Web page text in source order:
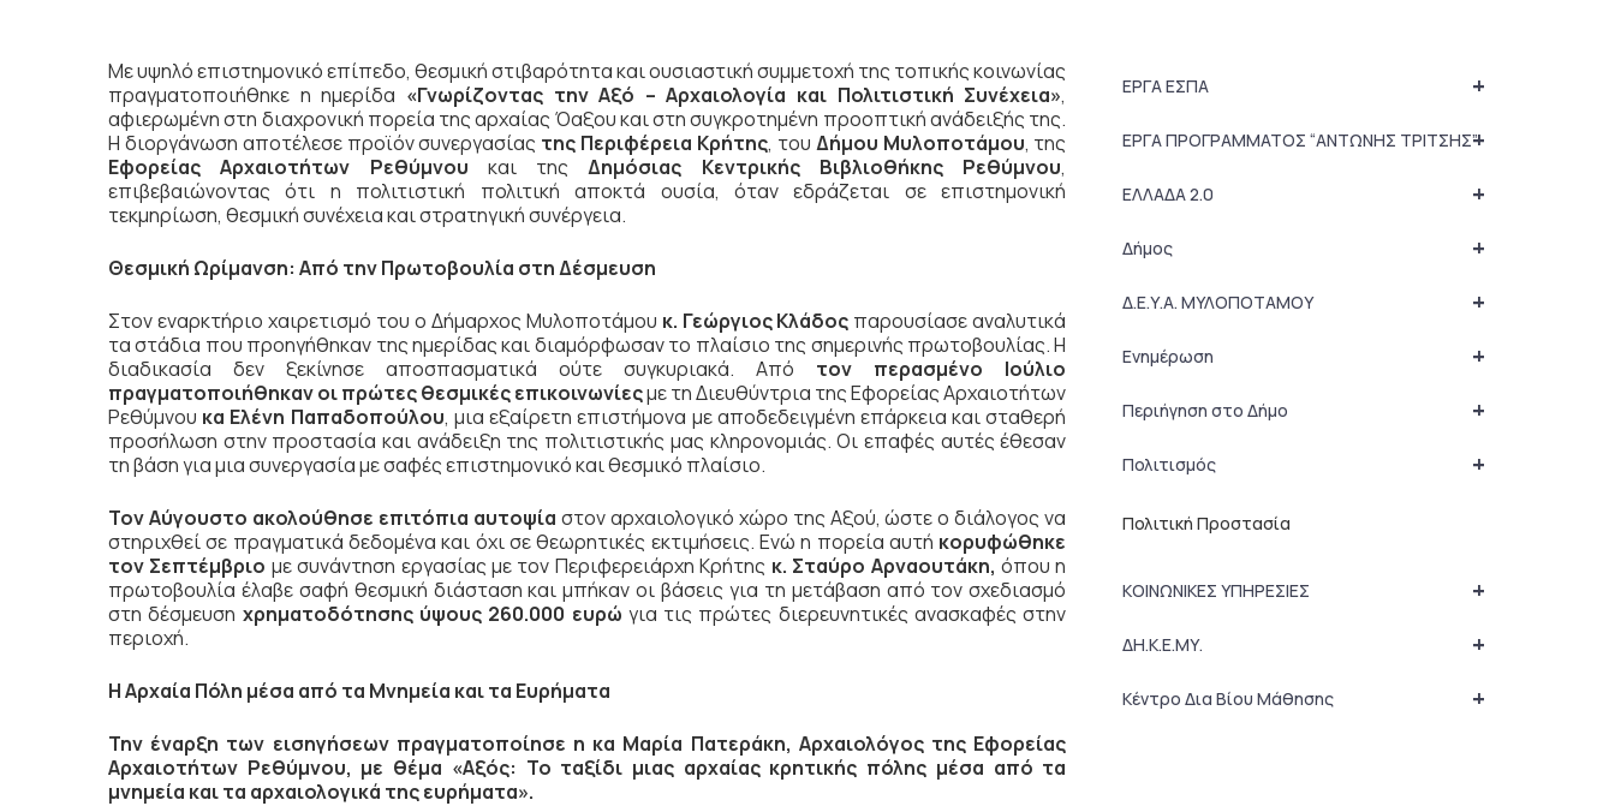
Με υψηλό επιστημονικό επίπεδο, θεσμική στιβαρότητα και ουσιαστική συμμετοχή της τοπικής κοινωνίας
πραγματοποιήθηκε η ημερίδα «Γνωρίζοντας την Αξό – Αρχαιολογία και Πολιτιστική Συνέχεια»,
αφιερωμένη στη διαχρονική πορεία της αρχαίας Όαξου και στη συγκροτημένη προοπτική ανάδειξής της.
Η διοργάνωση αποτέλεσε προϊόν συνεργασίας της Περιφέρεια Κρήτης, του Δήμου Μυλοποτάμου, της
Εφορείας Αρχαιοτήτων Ρεθύμνου και τηςΔημόσιας Κεντρικής Βιβλιοθήκης Ρεθύμνου,
επιβεβαιώνοντας ότι η πολιτιστική πολιτική αποκτά ουσία, όταν εδράζεται σε επιστημονική
τεκμηρίωση, θεσμική συνέχεια και στρατηγική συνέργεια.
Θεσμική Ωρίμανση: Από την Πρωτοβουλία στη Δέσμευση
Στον εναρκτήριο χαιρετισμό του ο Δήμαρχος Μυλοποτάμου κ. Γεώργιος Κλάδος παρουσίασε αναλυτικά
τα στάδια που προηγήθηκαν της ημερίδας και διαμόρφωσαν το πλαίσιο της σημερινής πρωτοβουλίας. Η
διαδικασία δεν ξεκίνησε αποσπασματικά ούτε συγκυριακά. Από τον περασμένο Ιούλιο
πραγματοποιήθηκαν οι πρώτες θεσμικές επικοινωνίεςμε τη Διευθύντρια της Εφορείας Αρχαιοτήτων
Ρεθύμνου κα Ελένη Παπαδοπούλου, μια εξαίρετη επιστήμονα με αποδεδειγμένη επάρκεια και σταθερή
προσήλωση στην προστασία και ανάδειξη της πολιτιστικής μας κληρονομιάς. Οι επαφές αυτές έθεσαν
τη βάση για μια συνεργασία με σαφές επιστημονικό και θεσμικό πλαίσιο.
Τον Αύγουστο ακολούθησε επιτόπια αυτοψία στον αρχαιολογικό χώρο της Αξού, ώστε ο διάλογος να
στηριχθεί σε πραγματικά δεδομένα και όχι σε θεωρητικές εκτιμήσεις. Ενώ η πορεία αυτή κορυφώθηκε
τον Σεπτέμβριο με συνάντηση εργασίας με τον Περιφερειάρχη Κρήτης κ. Σταύρο Αρναουτάκη, όπου η
πρωτοβουλία έλαβε σαφή θεσμική διάσταση και μπήκαν οι βάσεις για τη μετάβαση από τον σχεδιασμό
στη δέσμευση χρηματοδότησης ύψους 260.000 ευρώ για τις πρώτες διερευνητικές ανασκαφές στην
περιοχή.
Η Αρχαία Πόλη μέσα από τα Μνημεία και τα Ευρήματα
Την έναρξη των εισηγήσεων πραγματοποίησε η κα Μαρία Πατεράκη, Αρχαιολόγος της Εφορείας
Αρχαιοτήτων Ρεθύμνου, με θέμα «Αξός: Το ταξίδι μιας αρχαίας κρητικής πόλης μέσα από τα
μνημεία και τα αρχαιολογικά της ευρήματα».
+
ΕΡΓΑ ΕΣΠΑ
+
ΕΡΓΑ ΠΡΟΓΡΑΜΜΑΤΟΣ “ΑΝΤΩΝΗΣ ΤΡΙΤΣΗΣ”
+
ΕΛΛΑΔΑ 2.0
+
Δήμος
+
Δ.Ε.Υ.Α. ΜΥΛΟΠΟΤΑΜΟΥ
+
Ενημέρωση
+
Περιήγηση στο Δήμο
+
Πολιτισμός
Πολιτική Προστασία
+
ΚΟΙΝΩΝΙΚΕΣ ΥΠΗΡΕΣΙΕΣ
+
ΔΗ.Κ.Ε.ΜΥ.
+
Κέντρο Δια Βίου Μάθησης